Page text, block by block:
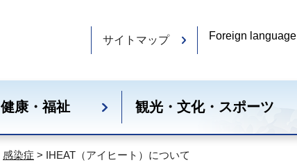
サイトマップ Foreign language
健康・福祉 観光・文化・スポーツ
感染症 > IHEAT（アイヒート）について